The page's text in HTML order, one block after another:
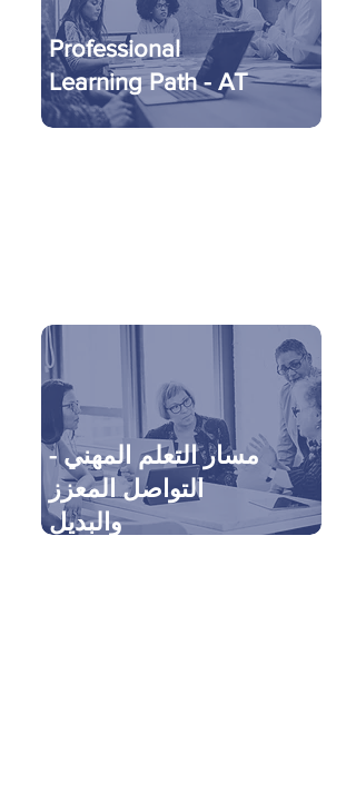
Professional
Learning Path - AT
مسار التعلم المهني -
التواصل المعزز
والبديل